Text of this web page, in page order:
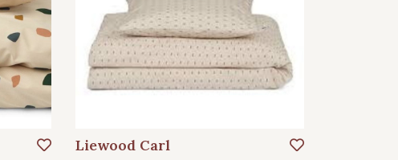
Liewood Carl